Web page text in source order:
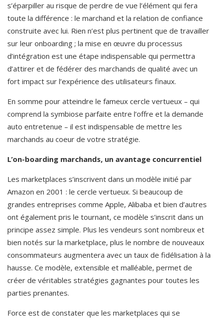
s’éparpiller au risque de perdre de vue l’élément qui fera
toute la différence : le marchand et la relation de confiance
construite avec lui. Rien n’est plus pertinent que de travailler
sur leur onboarding ; la mise en œuvre du processus
d’intégration est une étape indispensable qui permettra
d’attirer et de fédérer des marchands de qualité avec un
fort impact sur l’expérience des utilisateurs finaux.
En somme pour atteindre le fameux cercle vertueux – qui
comprend la symbiose parfaite entre l’offre et la demande
auto entretenue – il est indispensable de mettre les
marchands au coeur de votre stratégie.
L’on-boarding marchands, un avantage concurrentiel
Les marketplaces s’inscrivent dans un modèle initié par
Amazon en 2001 : le cercle vertueux. Si beaucoup de
grandes entreprises comme Apple, Alibaba et bien d’autres
ont également pris le tournant, ce modèle s’inscrit dans un
principe assez simple. Plus les vendeurs sont nombreux et
bien notés sur la marketplace, plus le nombre de nouveaux
consommateurs augmentera avec un taux de fidélisation à la
hausse. Ce modèle, extensible et malléable, permet de
créer de véritables stratégies gagnantes pour toutes les
parties prenantes.
Force est de constater que les marketplaces qui se